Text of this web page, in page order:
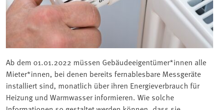
Ab dem 01.01.2022 müssen Gebäudeeigentümer*innen alle
Mieter*innen, bei denen bereits fernablesbare Messgeräte
installiert sind, monatlich über ihren Energieverbrauch für
Heizung und Warmwasser informieren. Wie solche